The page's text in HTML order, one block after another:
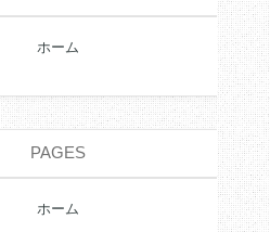
ホーム
PAGES
ホーム